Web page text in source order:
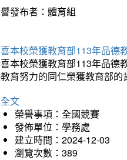
發布者：體育組
本校榮獲教育部113年品德
本校榮獲教育部113年品德
育努力的同仁榮獲教育部
文
榮譽事項：全國競賽
發佈單位：學務處
建立時間：2024-12-03
瀏覽次數：389